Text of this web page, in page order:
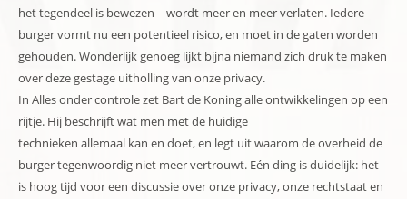
het tegendeel is bewezen – wordt meer en meer verlaten. Iedere
burger vormt nu een potentieel risico, en moet in de gaten worden
gehouden. Wonderlijk genoeg lijkt bijna niemand zich druk te maken
over deze gestage uitholling van onze privacy.
In Alles onder controle zet Bart de Koning alle ontwikkelingen op een
rijtje. Hij beschrijft wat men met de huidige
technieken allemaal kan en doet, en legt uit waarom de overheid de
burger tegenwoordig niet meer vertrouwt. Eén ding is duidelijk: het
is hoog tijd voor een discussie over onze privacy, onze rechtstaat en